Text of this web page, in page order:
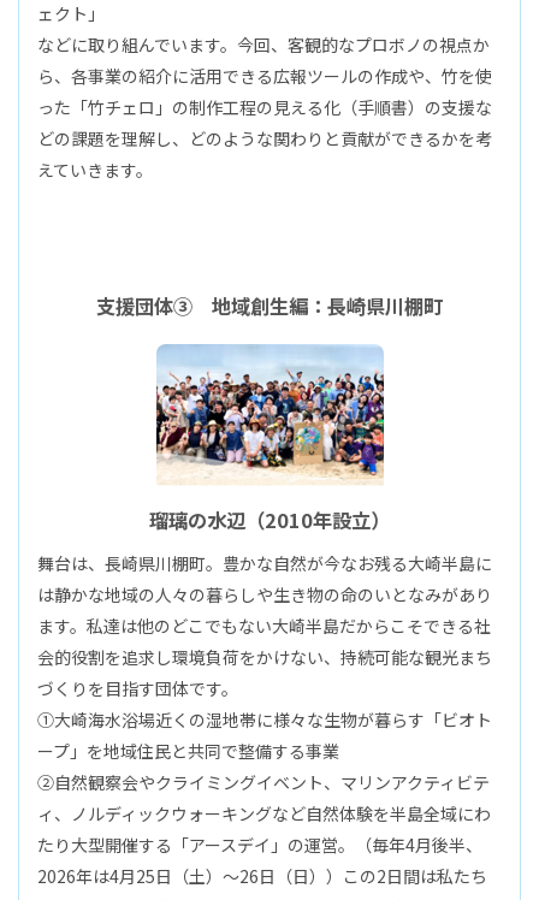
ェクト」
などに取り組んでいます。今回、客観的なプロボノの視点か
ら、各事業の紹介に活用できる広報ツールの作成や、竹を使
った「竹チェロ」の制作工程の見える化（手順書）の支援な
どの課題を理解し、どのような関わりと貢献ができるかを考
えていきます。
支援団体③ 地域創生編：長崎県川棚町
瑠璃の水辺（2010年設立）
舞台は、長崎県川棚町。豊かな自然が今なお残る大崎半島に
は静かな地域の人々の暮らしや生き物の命のいとなみがあり
ます。私達は他のどこでもない大崎半島だからこそできる社
会的役割を追求し環境負荷をかけない、持続可能な観光まち
づくりを目指す団体です。
①大崎海水浴場近くの湿地帯に様々な生物が暮らす「ビオト
ープ」を地域住民と共同で整備する事業
②自然観察会やクライミングイベント、マリンアクティビテ
ィ、ノルディックウォーキングなど自然体験を半島全域にわ
たり大型開催する「アースデイ」の運営。（毎年4月後半、
2026年は4月25日（土）～26日（日））この2日間は私たち